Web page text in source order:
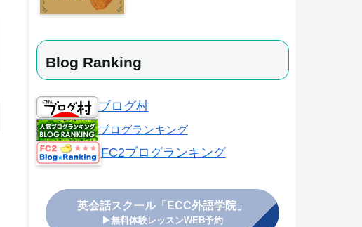
Blog Ranking
ブログ村
ブログランキング
FC2ブログランキング
英会話スクール「ECC外語学院」
▶無料体験レッスンWEB予約